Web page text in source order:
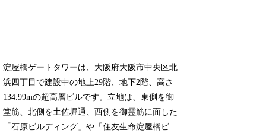
淀屋橋ゲートタワーは、大阪府大阪市中央区北
浜四丁目で建設中の地上29階、地下2階、高さ
134.99mの超高層ビルです。立地は、東側を御
堂筋、北側を土佐堀通、西側を御霊筋に面した
「石原ビルディング」や「住友生命淀屋橋ビ